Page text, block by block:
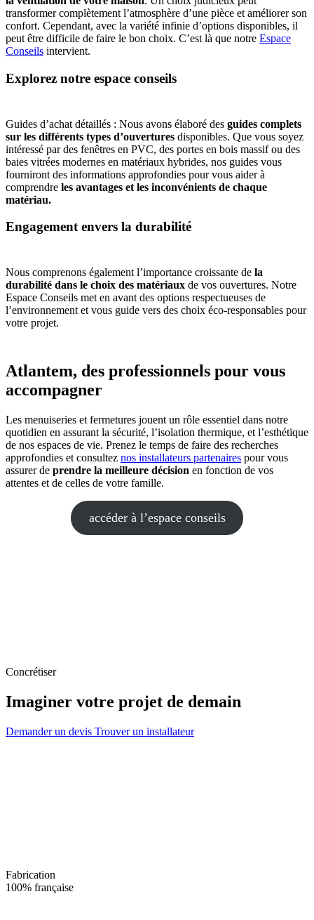
transformer complètement l’atmosphère d’une pièce et améliorer son
confort. Cependant, avec la variété infinie d’options disponibles, il
peut être difficile de faire le bon choix. C’est là que notre Espace
Conseils intervient.
Explorez notre espace conseils
Guides d’achat détaillés : Nous avons élaboré des guides complets
sur les différents types d’ouvertures disponibles. Que vous soyez
intéressé par des fenêtres en PVC, des portes en bois massif ou des
baies vitrées modernes en matériaux hybrides, nos guides vous
fourniront des informations approfondies pour vous aider à
comprendre les avantages et les inconvénients de chaque
matériau.
Engagement envers la durabilité
Nous comprenons également l’importance croissante de la
durabilité dans le choix des matériaux de vos ouvertures. Notre
Espace Conseils met en avant des options respectueuses de
l’environnement et vous guide vers des choix éco-responsables pour
votre projet.
Atlantem, des professionnels pour vous
accompagner
Les menuiseries et fermetures jouent un rôle essentiel dans notre
quotidien en assurant la sécurité, l’isolation thermique, et l’esthétique
de nos espaces de vie. Prenez le temps de faire des recherches
approfondies et consultez nos installateurs partenaires pour vous
assurer de prendre la meilleure décision en fonction de vos
attentes et de celles de votre famille.
accéder à l’espace conseils
Concrétiser
Imaginer votre projet de demain
Demander un devis Trouver un installateur
Fabrication
100% française